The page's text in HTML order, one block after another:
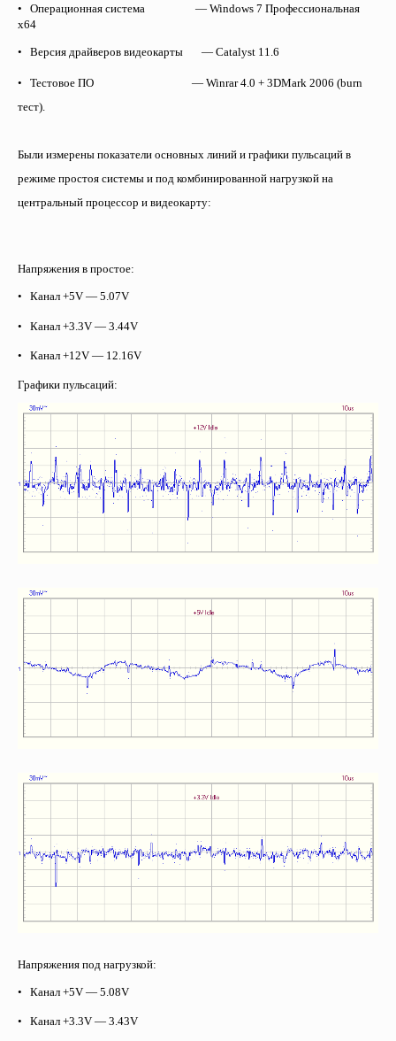
• Операционная система — Windows 7 Профессиональная
x64
• Версия драйверов видеокарты — Catalyst 11.6
• Тестовое ПО — Winrar 4.0 + 3DMark 2006 (burn
тест).
Были измерены показатели основных линий и графики пульсаций в
режиме простоя системы и под комбинированной нагрузкой на
центральный процессор и видеокарту:
Напряжения в простое:
• Канал +5V — 5.07V
• Канал +3.3V — 3.44V
• Канал +12V — 12.16V
Графики пульсаций:
Напряжения под нагрузкой:
• Канал +5V — 5.08V
• Канал +3.3V — 3.43V